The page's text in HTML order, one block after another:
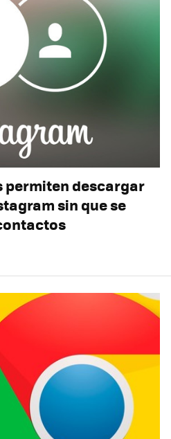
permiten descargar
sin que se